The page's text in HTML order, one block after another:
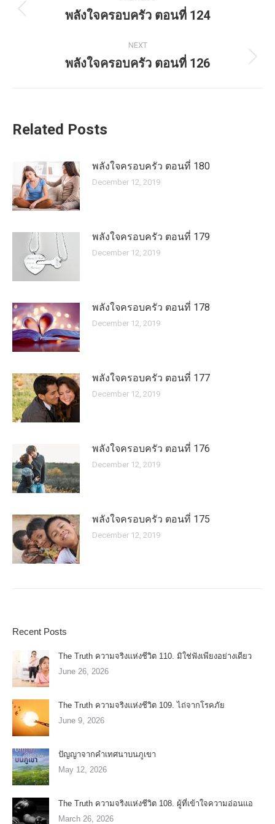
navigation
Previous
พลังใจครอบครัว ตอนที่ 124
NEXT
Next
พลังใจครอบครัว ตอนที่ 126
Related Posts
พลังใจครอบครัว ตอนที่ 180
December 12, 2019
พลังใจครอบครัว ตอนที่ 179
December 12, 2019
พลังใจครอบครัว ตอนที่ 178
December 12, 2019
พลังใจครอบครัว ตอนที่ 177
December 12, 2019
พลังใจครอบครัว ตอนที่ 176
December 12, 2019
พลังใจครอบครัว ตอนที่ 175
December 12, 2019
Recent Posts
The Truth ความจริงแห่งชีวิต 110. มิใช่ฟังเพียงอย่างเดียว
June 26, 2026
The Truth ความจริงแห่งชีวิต 109. ไถ่จากโรคภัย
June 9, 2026
ปัญญาจากคำเทศนาบนภูเขา
May 12, 2026
The Truth ความจริงแห่งชีวิต 108. ผู้ที่เข้าใจความอ่อนแอ
March 26, 2026